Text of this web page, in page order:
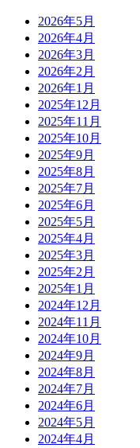
2026年5月
2026年4月
2026年3月
2026年2月
2026年1月
2025年12月
2025年11月
2025年10月
2025年9月
2025年8月
2025年7月
2025年6月
2025年5月
2025年4月
2025年3月
2025年2月
2025年1月
2024年12月
2024年11月
2024年10月
2024年9月
2024年8月
2024年7月
2024年6月
2024年5月
2024年4月